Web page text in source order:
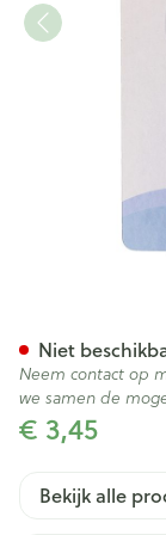
€ 3,45
Niet
Neem contact op
we samen de
Bekijk alle